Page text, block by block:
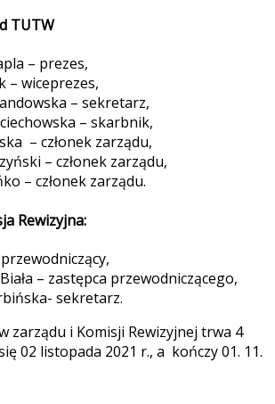
TUTW
– prezes,
– wiceprezes,
– sekretarz,
– skarbnik,
– członek zarządu,
– członek zarządu,
– członek zarządu.
Rewizyjna:
– zastępca przewodniczącego,
sekretarz.
zarządu i Komisji Rewizyjnej trwa 4
02 listopada 2021 r., a kończy 01. 11.